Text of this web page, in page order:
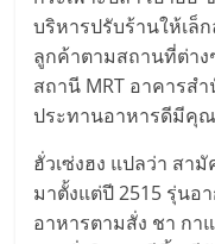
แฟ
รน
ไชส์
บริหารปรับร้านให้เล็
ลูกค้าตามสถานที่ต่าง
สถานี MRT อาคารส
ประทานอาหารดีมีคุ
ฮั่วเซ่งฮง แปลว่า สามั
มาตั้งแต่ปี 2515 รุ่นอ
อาหารตามสั่ง ชา กา